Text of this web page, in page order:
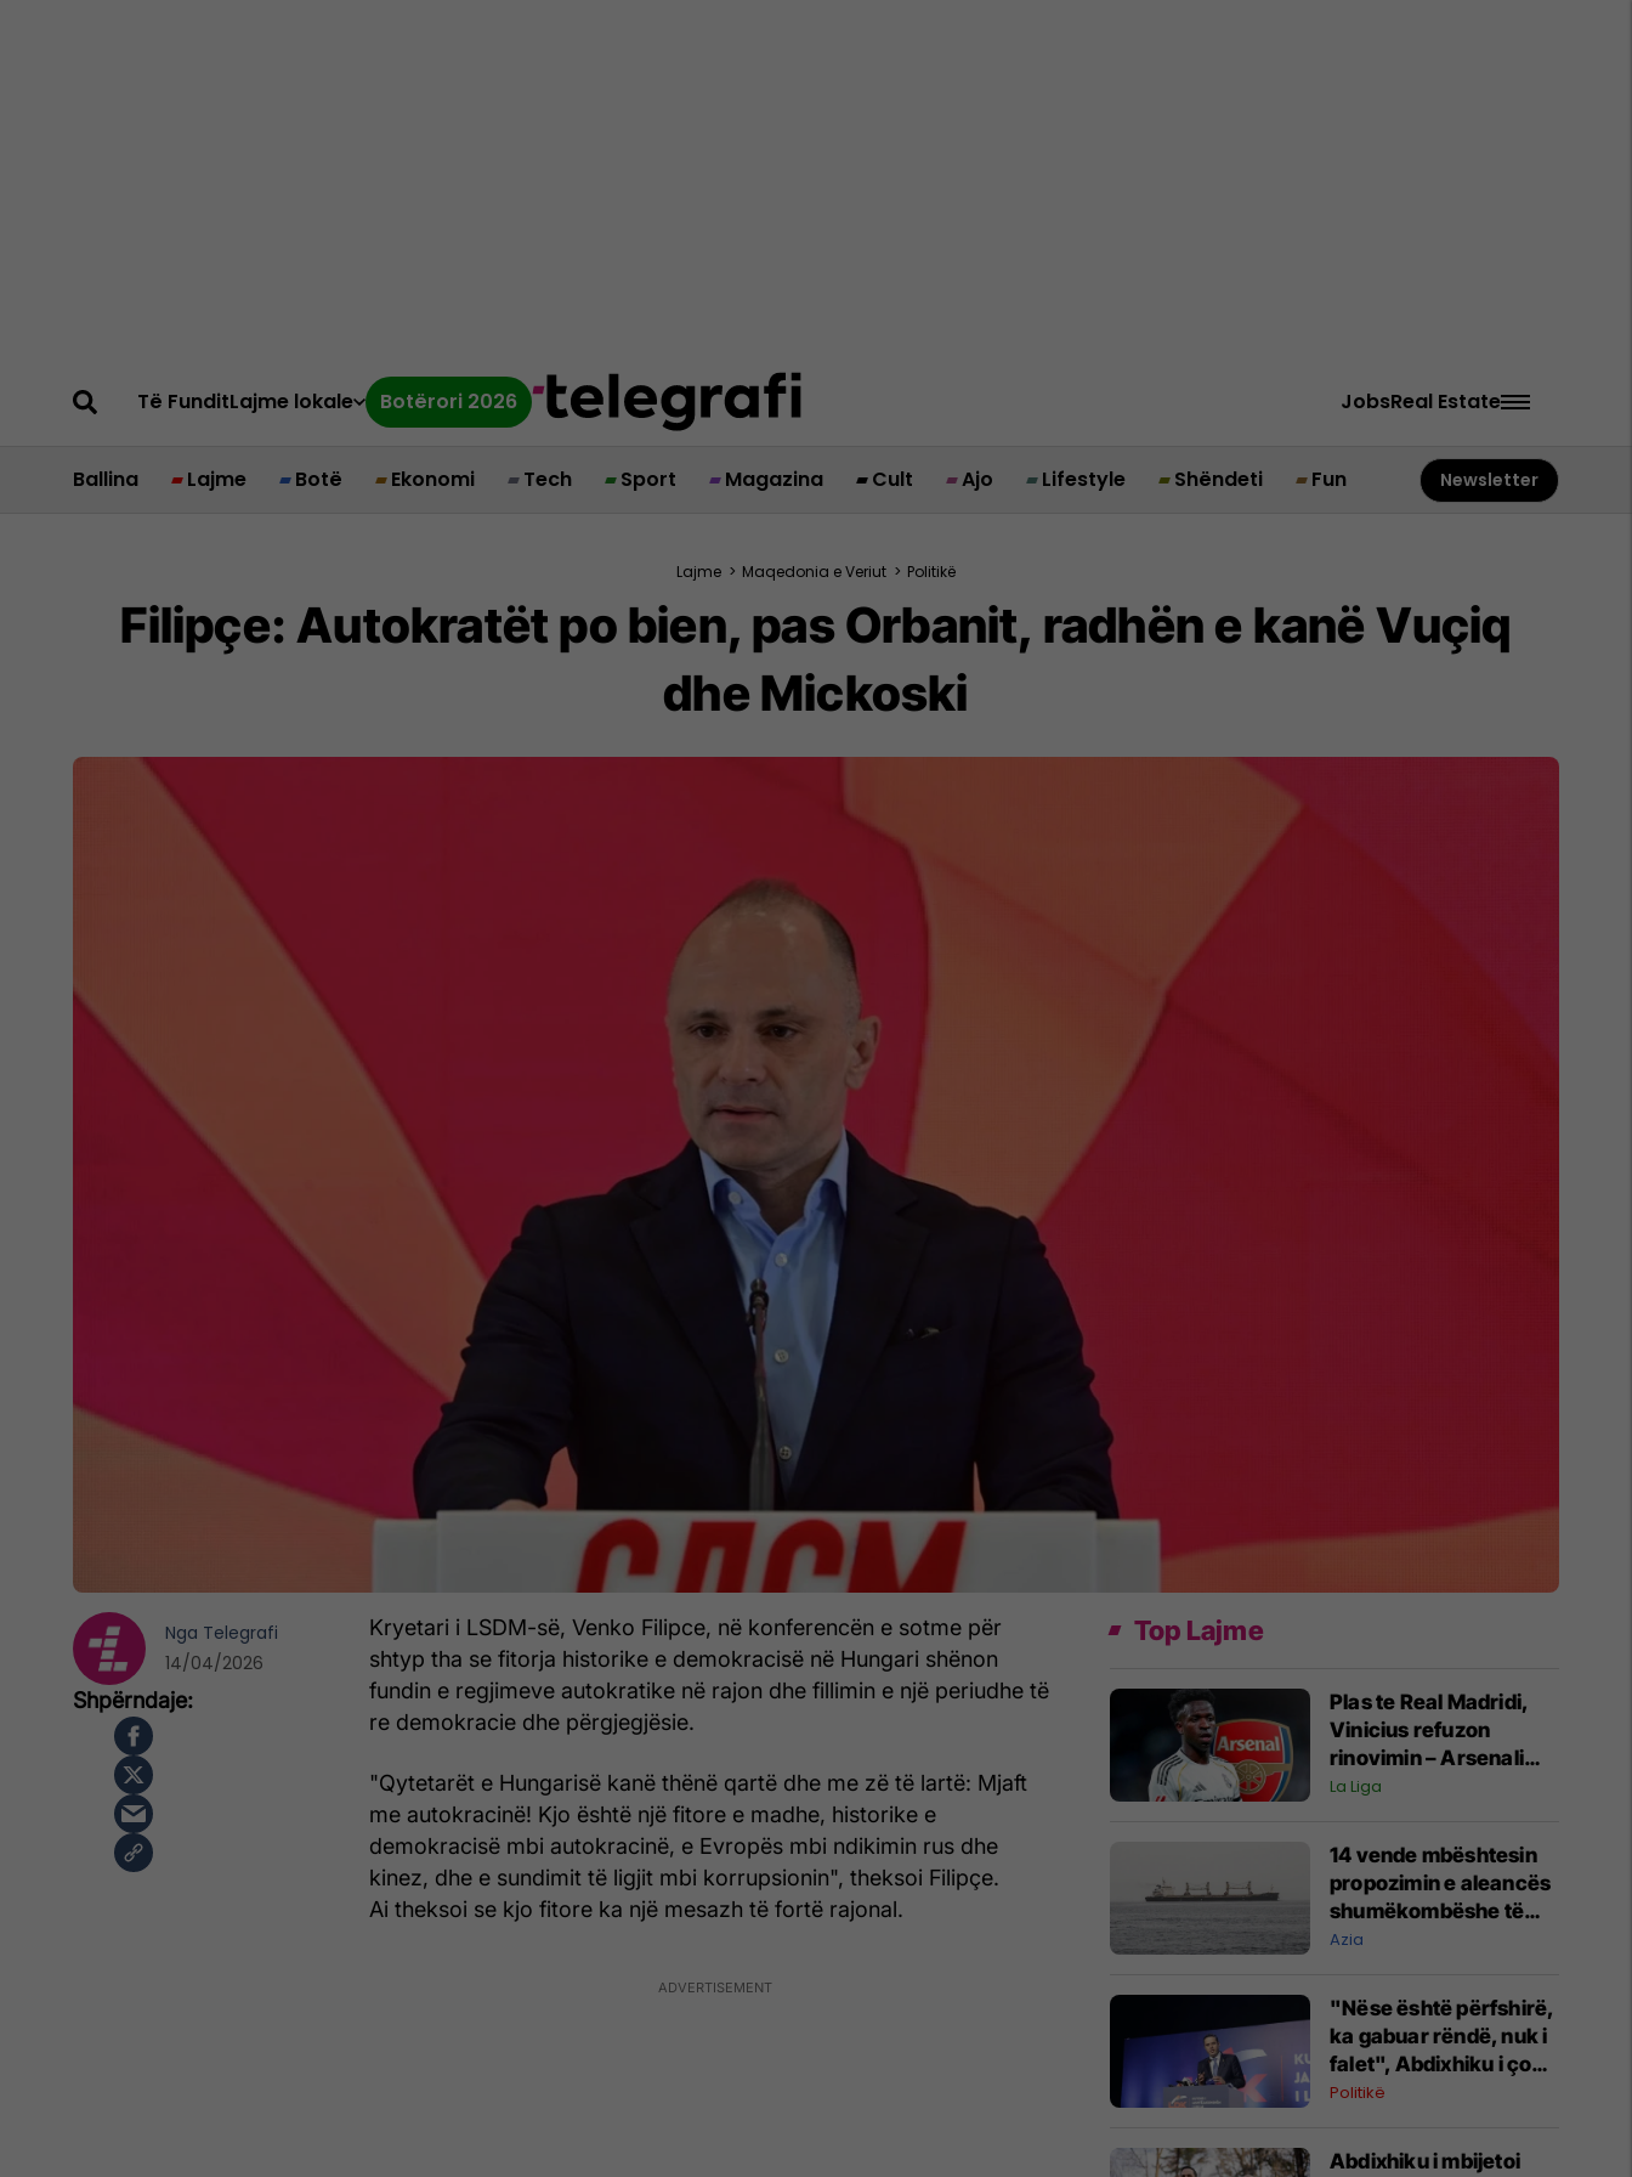
Të FunditLajme lokale Botërori 2026 JobsReal Estate
Ballina Lajme Botë Ekonomi Tech Sport Magazina Cult Ajo Lifestyle Shëndeti Fun Newsletter
Lajme > Maqedonia e Veriut > Politikë
Filipçe: Autokratët po bien, pas Orbanit, radhën e kanë Vuçiq
dhe Mickoski
Kryetari i LSDM-së, Venko Filipce, në konferencën e sotme për
shtyp tha se fitorja historike e demokracisë në Hungari shënon
fundin e regjimeve autokratike në rajon dhe fillimin e një periudhe të
re demokracie dhe përgjegjësie.
"Qytetarët e Hungarisë kanë thënë qartë dhe me zë të lartë: Mjaft
me autokracinë! Kjo është një fitore e madhe, historike e
demokracisë mbi autokracinë, e Evropës mbi ndikimin rus dhe
kinez, dhe e sundimit të ligjit mbi korrupsionin", theksoi Filipçe.
Ai theksoi se kjo fitore ka një mesazh të fortë rajonal.
Nga Telegrafi
14/04/2026
Top Lajme
Plas te Real Madridi,
Vinicius refuzon
rinovimin – Arsenali
gati ofertën 140
La Liga
14 vende mbështesin
propozimin e aleancës
shumëkombëshe të
mbrojtjes detare të
Saudite
Azia
"Nëse është përfshirë,
ka gabuar rëndë, nuk i
falet", Abdixhiku i çon
“selam” Përparim
Politikë
Abdixhiku i mbijetoi